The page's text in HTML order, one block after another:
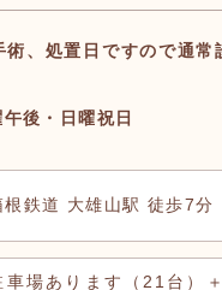
、処置日ですので通常
後・日曜祝日
根鉄道 大雄山駅 徒歩7分
車場あります
（21台）